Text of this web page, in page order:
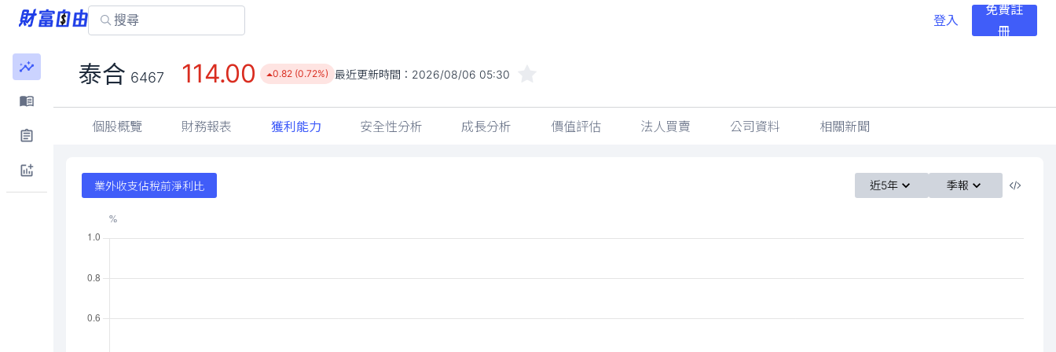
登入
免費註
冊
泰合 6467 114.00 0.82 (0.72%) 最近更新時間： 2026/08/06 05:30
個股概覽 財務報表 獲利能力 安全性分析 成長分析 價值評估 法人買賣 公司資料 相關新聞
業外收支佔稅前淨利比 近5年 季報